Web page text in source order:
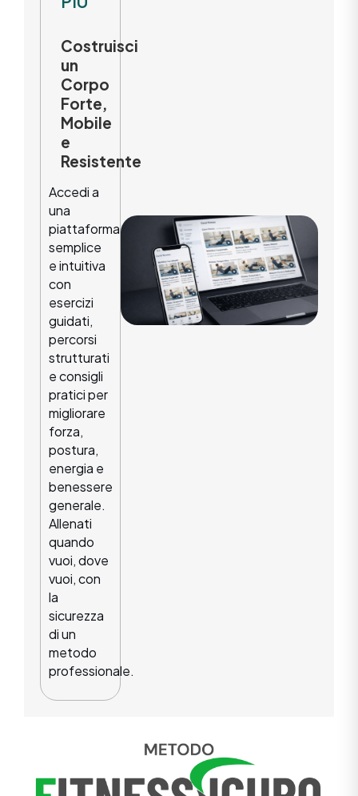
Costruisci
un
Corpo
Forte,
Mobile
e
Resistente
Accedi a
una
piattaforma
semplice
e intuitiva
con
esercizi
guidati,
percorsi
strutturati
e consigli
pratici per
migliorare
forza,
postura,
energia e
benessere
generale.
Allenati
quando
vuoi, dove
vuoi, con
la
sicurezza
di un
metodo
professionale.